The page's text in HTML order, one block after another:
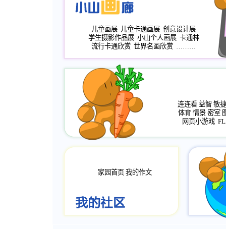
儿童画展 儿童卡通画展 创意设计展
学生摄影作品展 小山个人画展 卡通林
流行卡通欣赏 世界名画欣赏 ………
连连看 益智 敏捷
体育 情景 密室
网页小游戏
家园首页 我的作文